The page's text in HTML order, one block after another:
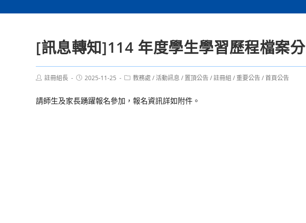
[訊息轉知]114 年度學生學習歷程檔案
Post註冊組長
Post2025-11-25
Post教務處 /活動訊息 / 置頂公告/註冊組 /重要公告/首頁公告
請師生及家長踴躍報名參加，報名資訊詳如附件。